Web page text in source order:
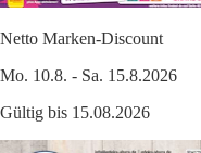
Netto Marken-Discount
Mo. 10.8. - Sa. 15.8.2026
Gültig bis 15.08.2026